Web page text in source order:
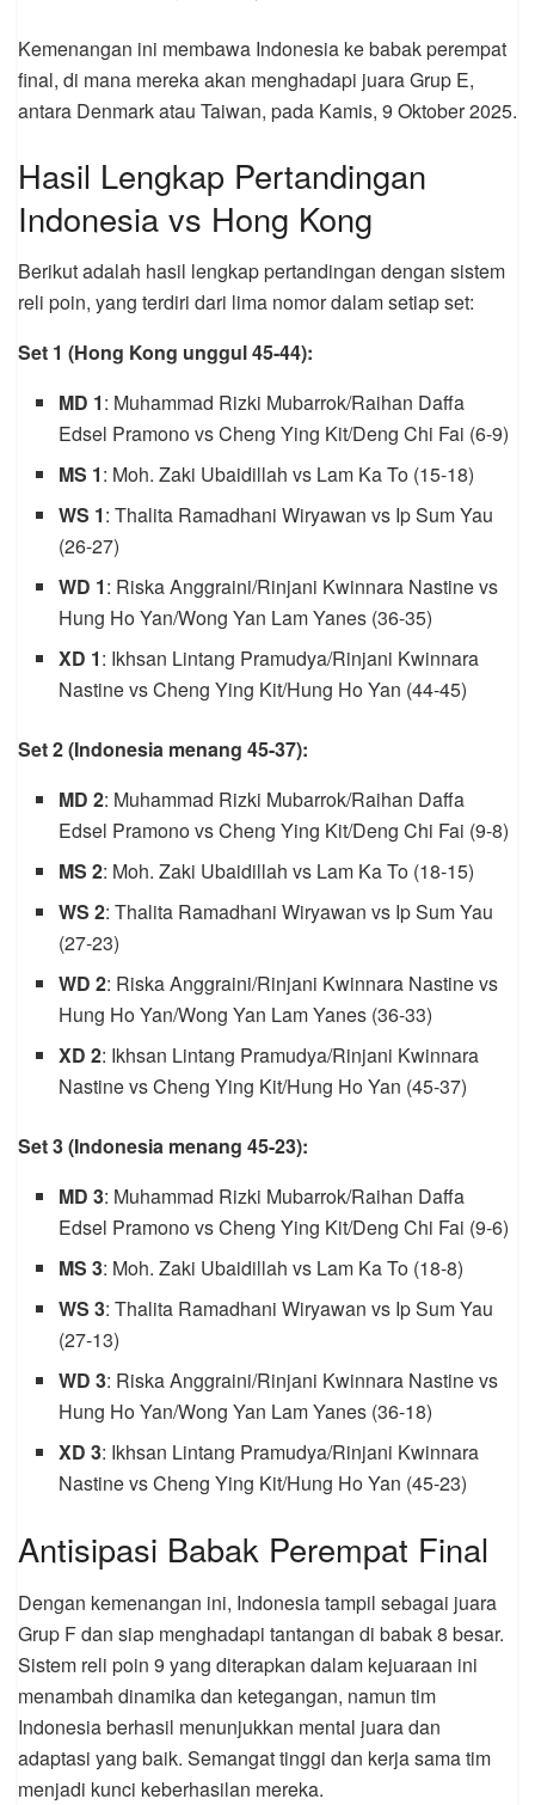
Kemenangan ini membawa Indonesia ke babak perempat
final, di mana mereka akan menghadapi juara Grup E,
antara Denmark atau Taiwan, pada Kamis, 9 Oktober 2025.
Hasil Lengkap Pertandingan
Indonesia vs Hong Kong
Berikut adalah hasil lengkap pertandingan dengan sistem
reli poin, yang terdiri dari lima nomor dalam setiap set:
Set 1 (Hong Kong unggul 45-44):
MD 1: Muhammad Rizki Mubarrok/Raihan Daffa
Edsel Pramono vs Cheng Ying Kit/Deng Chi Fai (6-9)
MS 1: Moh. Zaki Ubaidillah vs Lam Ka To (15-18)
WS 1: Thalita Ramadhani Wiryawan vs Ip Sum Yau
(26-27)
WD 1: Riska Anggraini/Rinjani Kwinnara Nastine vs
Hung Ho Yan/Wong Yan Lam Yanes (36-35)
XD 1: Ikhsan Lintang Pramudya/Rinjani Kwinnara
Nastine vs Cheng Ying Kit/Hung Ho Yan (44-45)
Set 2 (Indonesia menang 45-37):
MD 2: Muhammad Rizki Mubarrok/Raihan Daffa
Edsel Pramono vs Cheng Ying Kit/Deng Chi Fai (9-8)
MS 2: Moh. Zaki Ubaidillah vs Lam Ka To (18-15)
WS 2: Thalita Ramadhani Wiryawan vs Ip Sum Yau
(27-23)
WD 2: Riska Anggraini/Rinjani Kwinnara Nastine vs
Hung Ho Yan/Wong Yan Lam Yanes (36-33)
XD 2: Ikhsan Lintang Pramudya/Rinjani Kwinnara
Nastine vs Cheng Ying Kit/Hung Ho Yan (45-37)
Set 3 (Indonesia menang 45-23):
MD 3: Muhammad Rizki Mubarrok/Raihan Daffa
Edsel Pramono vs Cheng Ying Kit/Deng Chi Fai (9-6)
MS 3: Moh. Zaki Ubaidillah vs Lam Ka To (18-8)
WS 3: Thalita Ramadhani Wiryawan vs Ip Sum Yau
(27-13)
WD 3: Riska Anggraini/Rinjani Kwinnara Nastine vs
Hung Ho Yan/Wong Yan Lam Yanes (36-18)
XD 3: Ikhsan Lintang Pramudya/Rinjani Kwinnara
Nastine vs Cheng Ying Kit/Hung Ho Yan (45-23)
Antisipasi Babak Perempat Final
Dengan kemenangan ini, Indonesia tampil sebagai juara
Grup F dan siap menghadapi tantangan di babak 8 besar.
Sistem reli poin 9 yang diterapkan dalam kejuaraan ini
menambah dinamika dan ketegangan, namun tim
Indonesia berhasil menunjukkan mental juara dan
adaptasi yang baik. Semangat tinggi dan kerja sama tim
menjadi kunci keberhasilan mereka.